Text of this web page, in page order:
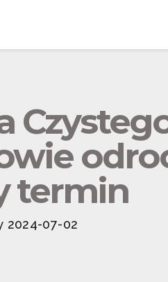
termin
2024-07-02